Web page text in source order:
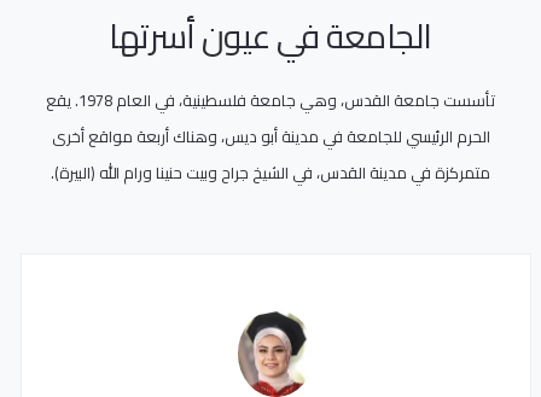
الجامعة في عيون أسرتها
تأسست جامعة القدس، وهي جامعة فلسطينية، في العام 1978. يقع
الحرم الرئيسي للجامعة في مدينة أبو ديس، وهناك أربعة مواقع أخرى
متمركزة في مدينة القدس، في الشيخ جراح وبيت حنينا ورام الله (البيرة).